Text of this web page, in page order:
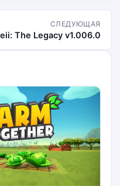
СЛЕДУЮЩАЯ
The Legacy v1.006.0